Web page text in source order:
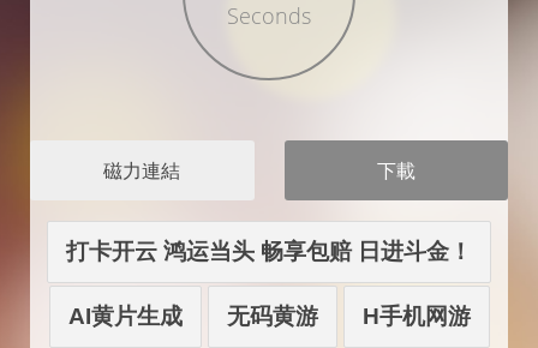
Seconds
磁力連結
打卡开云 鸿运当头 畅享包赔 日进斗金！
AI黄片生成 无码黄游 H手机网游